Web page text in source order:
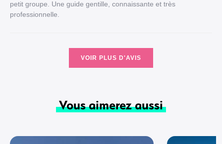
petit groupe. Une guide gentille, connaissante et très
professionnelle.
VOIR PLUS D'AVIS
Vous aimerez aussi